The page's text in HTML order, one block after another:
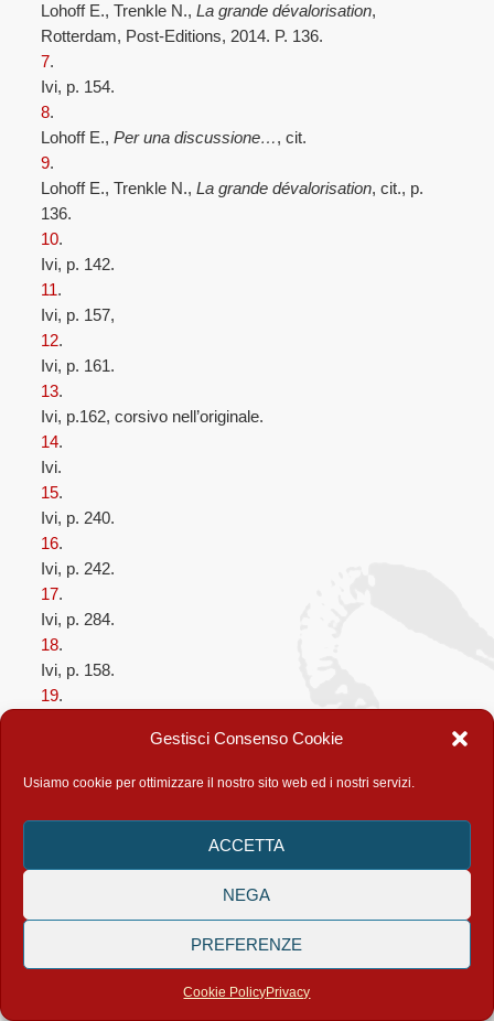
Gestisci Consenso Cookie
Usiamo cookie per ottimizzare il nostro sito web ed i nostri servizi.
ACCETTA
NEGA
PREFERENZE
Cookie PolicyPrivacy
Lohoff E., Trenkle N.,La grande dévalorisation,
Rotterdam, Post-Editions, 2014. P. 136.
7.
Ivi, p. 154.
8.
Lohoff E.,Per una discussione…, cit.
9.
Lohoff E., Trenkle N.,La grande dévalorisation, cit., p.
136.
10.
Ivi, p. 142.
11.
Ivi, p. 157,
12.
Ivi, p. 161.
13.
Ivi, p.162, corsivo nell’originale.
14.
Ivi.
15.
Ivi, p. 240.
16.
Ivi, p. 242.
17.
Ivi, p. 284.
18.
Ivi, p. 158.
19.
Lohoff E.,Per una discussione…, cit.
Lohoff E., Trenkle N.,La grande dévalorisation, cit., p. 20.
Ivi, p. 199.
Ivi, p. 217.